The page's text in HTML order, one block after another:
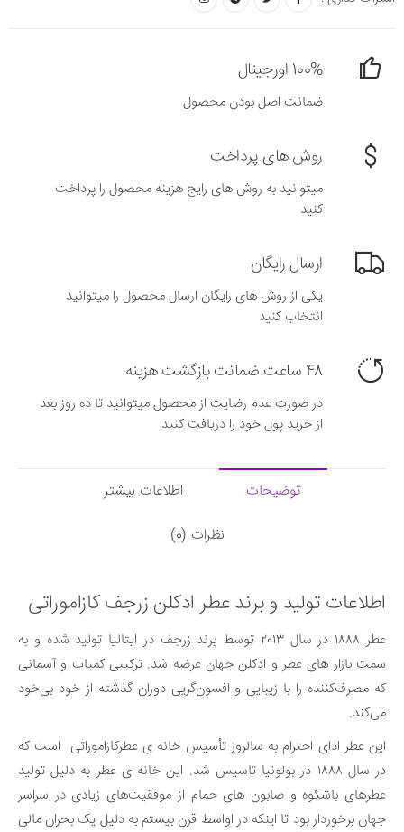
100% اورجینال
ضمانت اصل بودن محصول
روش های پرداخت
میتوانید به روش های رایج هزینه محصول را پرداخت
کنید
ارسال رایگان
یکی از روش های رایگان ارسال محصول را میتوانید
انتخاب کنید
48 ساعت ضمانت بازگشت هزینه
در صورت عدم رضایت از محصول میتوانید تا ده روز بعد
از خرید پول خود را دریافت کنید
توضیحات
اطلاعات بیشتر
نظرات (0)
اطلاعات تولید و برند عطر ادکلن زرجف کازاموراتی
عطر ۱۸۸۸ در سال ۲۰۱۳ توسط برند زرجف در ایتالیا تولید شده و به
سمت بازار های عطر و ادکلن جهان عرضه شد. ترکیبی کمیاب و آسمانی
که مصرف‌کننده را با زیبایی و افسون‌گریی دوران گذشته از خود بی‌خود
می‌کند.
این عطر ادای احترام به سالروز تأسیس خانه ی عطرکازاموراتی است که
در سال ۱۸۸۸ در بولونیا تاسیس شد. این خانه ی عطر به دلیل تولید
عطرهای باشکوه و صابون های حمام از موفقیت‌های زیادی در سراسر
جهان برخوردار بود تا اینکه در اواسط قرن بیستم به دلیل یک بحران مالی